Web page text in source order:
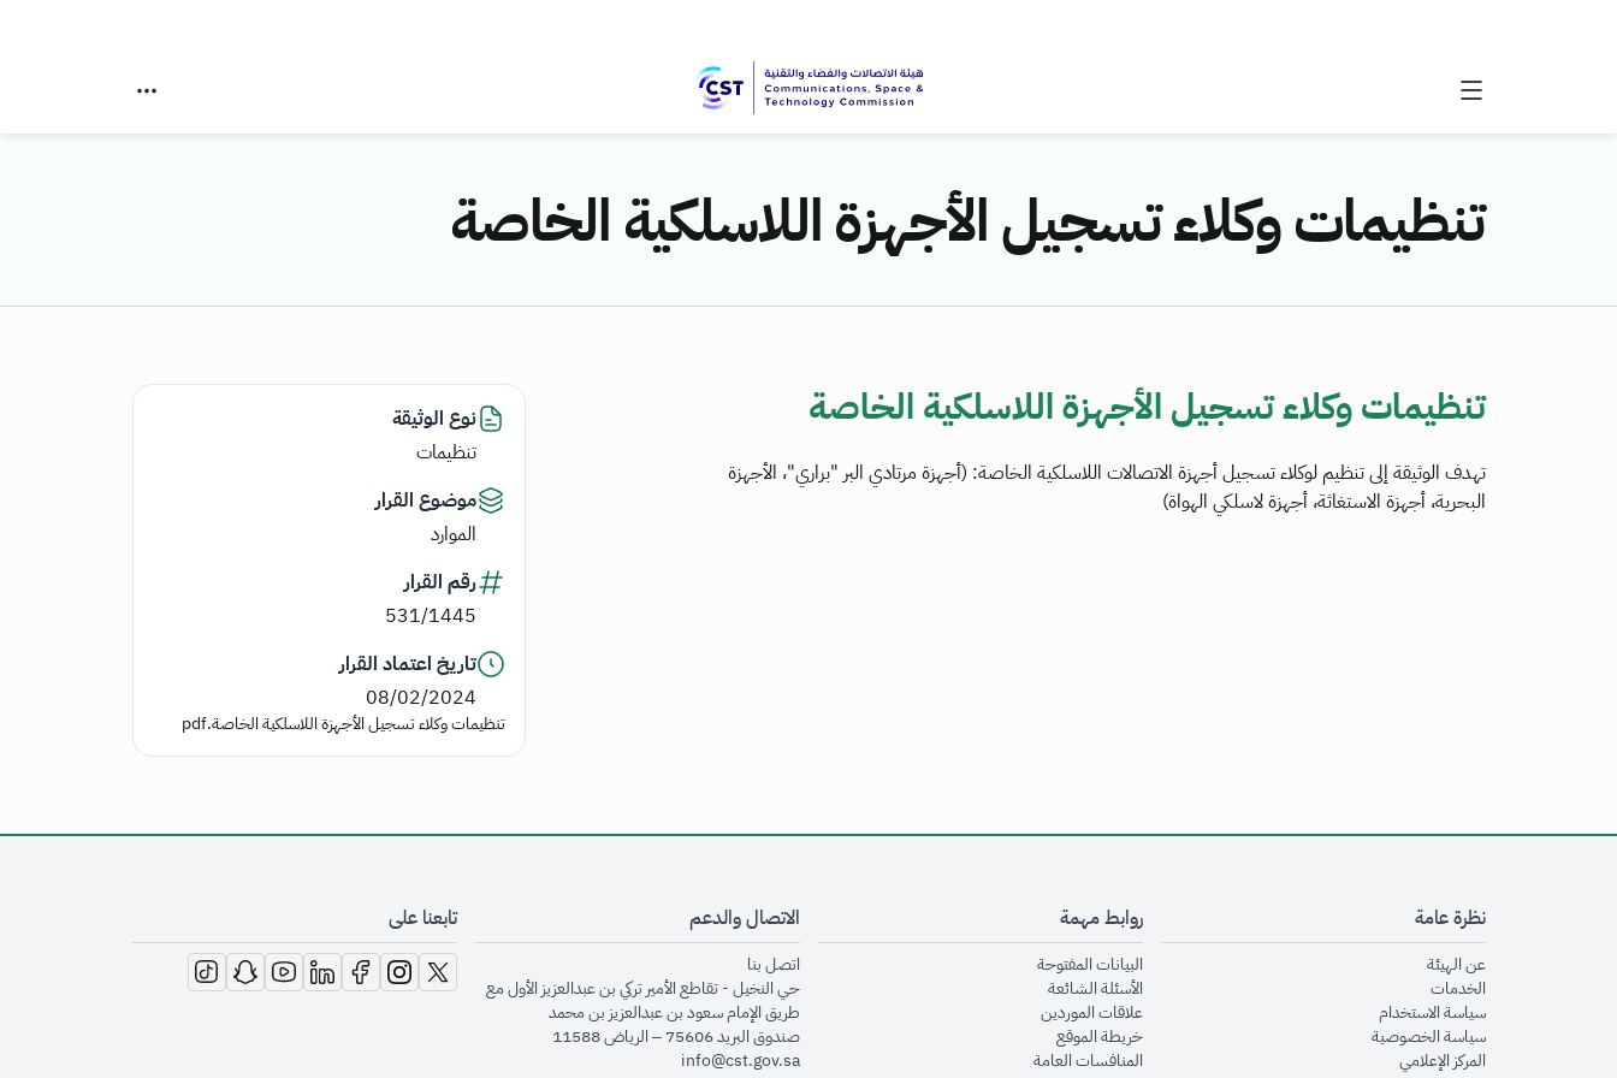
تنظيمات وكلاء تسجيل الأجهزة اللاسلكية الخاصة
تنظيمات وكلاء تسجيل الأجهزة اللاسلكية الخاصة
تهدف الوثيقة إلى تنظيم لوكلاء تسجيل أجهزة الاتصالات اللاسلكية الخاصة: (أجهزة مرتادي البر "براري"، الأجهزة
البحرية، أجهزة الاستغاثة، أجهزة لاسلكي الهواة)
نوع الوثيقة
تنظيمات
موضوع القرار
الموارد
رقم القرار
531/1445
تاريخ اعتماد القرار
08/02/2024
تنظيمات وكلاء تسجيل الأجهزة اللاسلكية الخاصة.pdf
نظرة عامة
عن الهيئةopens in new window
الخدماتopens in new window
سياسة الاستخدام
سياسة الخصوصيةopens in new window
المركز الإعلاميopens in new window
روابط مهمة
البيانات المفتوحةopens in new window
الأسئلة الشائعةopens in new window
علاقات الموردينopens in new window
خريطة الموقعopens in new window
المنافسات العامةopens in new window
الاتصال والدعم
اتصل بنا
حي النخيل - تقاطع الأمير تركي بن عبدالعزيز الأول مع
طريق الإمام سعود بن عبدالعزيز بن محمد
صندوق البريد 75606 – الرياض 11588
info@cst.gov.sa
تابعنا على
opens in new window
opens in new window
opens in new window
opens in new window
opens in new window
opens in new window
opens in new window